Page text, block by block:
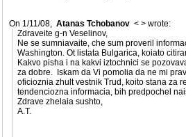
On 1/11/08, Atanas Tchobanov < > wrote:
Zdraveite g-n Veselinov,
Ne se sumniavaite, che sum proveril
Washington. Ot listata Bulgarica, koiato
Kakvo pisha i na kakvi iztochnici se
za dobre. Iskam da Vi pomolia da ne mi
oficioznia zhult vestnik Trud, koito stana za
tendenciozna informacia, bih predpochel
Zdrave zhelaia sushto,
A.T.